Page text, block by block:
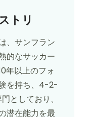
トリ
、サンフラン
的なサッカー
年以上のフォ
を持ち、4-2-
としており、
潜在能力を最